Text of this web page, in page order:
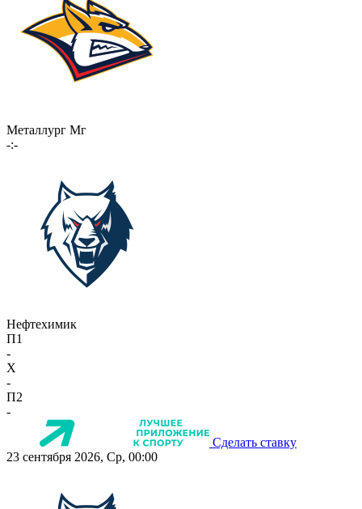
Металлург Мг
-:-
Нефтехимик
П1
-
X
-
П2
-
Сделать ставку
23 сентября 2026, Ср, 00:00